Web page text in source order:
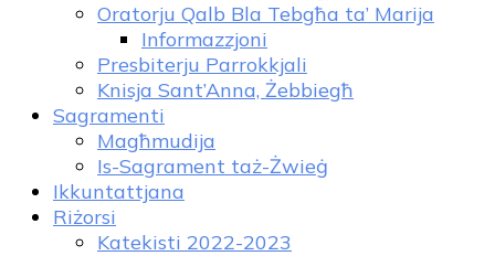
Oratorju Qalb Bla Tebgħa ta’ Marija
Informazzjoni
Presbiterju Parrokkjali
Knisja Sant’Anna, Żebbiegħ
Sagramenti
Magħmudija
Is-Sagrament taż-Żwieġ
Ikkuntattjana
Riżorsi
Katekisti 2022-2023